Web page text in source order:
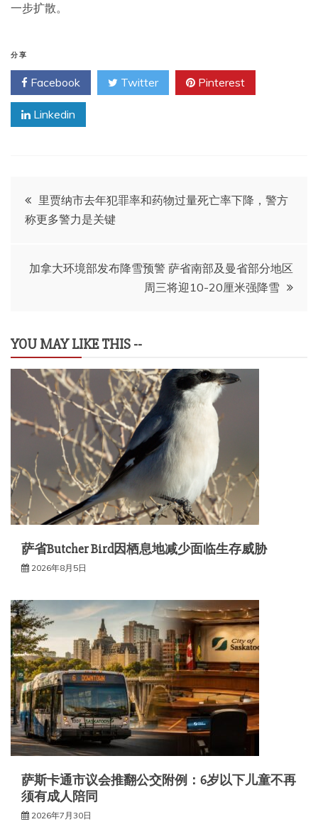
一步扩散。
分享
Facebook Twitter Pinterest
Linkedin
文
章
导
里贾纳市去年犯罪率和药物过量死亡率下降，警方
称更多警力是关键
加拿大环境部发布降雪预警 萨省南部及曼省部分地区
周三将迎10-20厘米强降雪
YOU MAY LIKE THIS --
萨省Butcher Bird因栖息地减少面临生存威胁
2026年8月5日
萨斯卡通市议会推翻公交附例：6岁以下儿童不再
须有成人陪同
2026年7月30日